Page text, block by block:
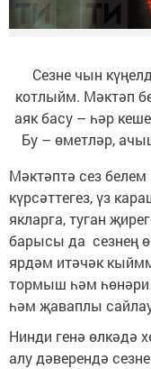
Сезне чын
котлыйм. Мәктәп
аяк басу – һәр
Бу – өметләр,
Мәктәптә сез
күрсәттегез, үз
якларга, туган
барысы да сезнең
ярдәм итәчәк
тормыш һәм
һәм җаваплы
Нинди генә өлкәдә
алу дәверендә